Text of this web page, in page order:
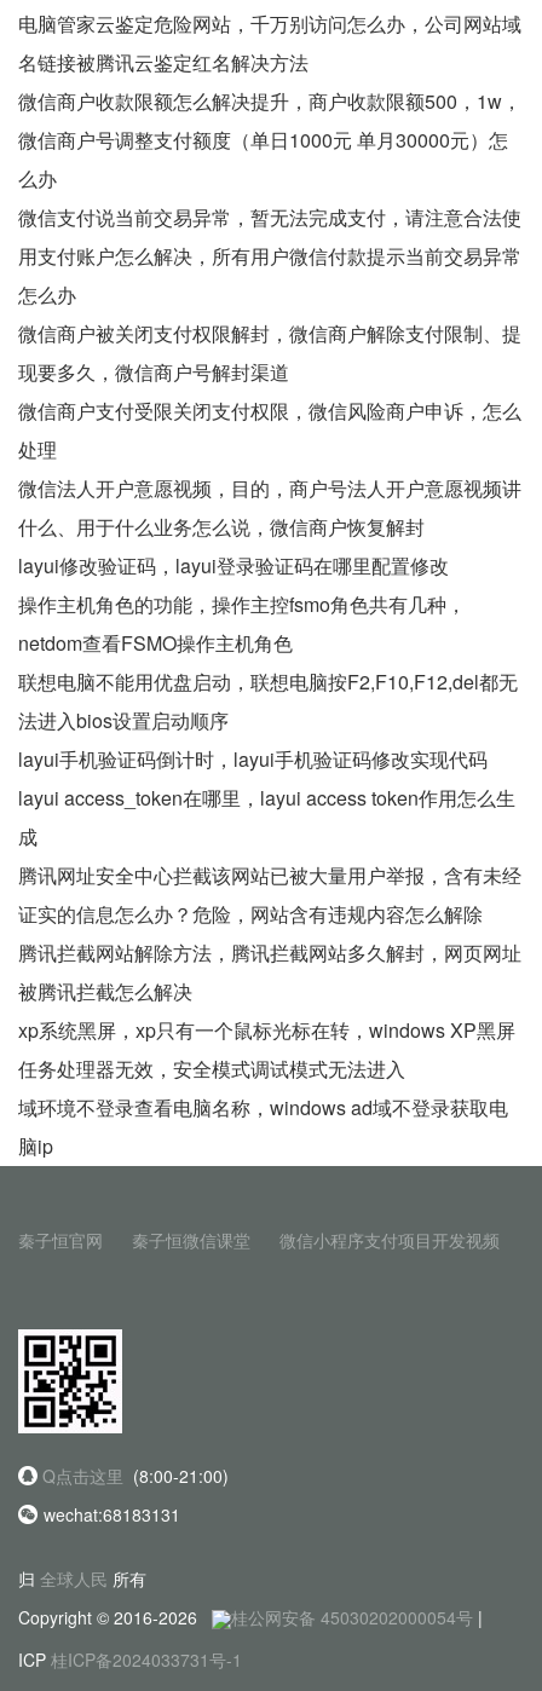
电脑管家云鉴定危险网站，千万别访问怎么办，公司网站域
名链接被腾讯云鉴定红名解决方法
微信商户收款限额怎么解决提升，商户收款限额500，1w，
微信商户号调整支付额度（单日1000元 单月30000元）怎
么办
微信支付说当前交易异常，暂无法完成支付，请注意合法使
用支付账户怎么解决，所有用户微信付款提示当前交易异常
怎么办
微信商户被关闭支付权限解封，微信商户解除支付限制、提
现要多久，微信商户号解封渠道
微信商户支付受限关闭支付权限，微信风险商户申诉，怎么
处理
微信法人开户意愿视频，目的，商户号法人开户意愿视频讲
什么、用于什么业务怎么说，微信商户恢复解封
layui修改验证码，layui登录验证码在哪里配置修改
操作主机角色的功能，操作主控fsmo角色共有几种，
netdom查看FSMO操作主机角色
联想电脑不能用优盘启动，联想电脑按F2,F10,F12,del都无
法进入bios设置启动顺序
layui手机验证码倒计时，layui手机验证码修改实现代码
layui access_token在哪里，layui access token作用怎么生
成
腾讯网址安全中心拦截该网站已被大量用户举报，含有未经
证实的信息怎么办？危险，网站含有违规内容怎么解除
腾讯拦截网站解除方法，腾讯拦截网站多久解封，网页网址
被腾讯拦截怎么解决
xp系统黑屏，xp只有一个鼠标光标在转，windows XP黑屏
任务处理器无效，安全模式调试模式无法进入
域环境不登录查看电脑名称，windows ad域不登录获取电
脑ip
秦子恒官网 秦子恒微信课堂 微信小程序支付项目开发视频
Q点击这里 (8:00-21:00)
wechat:68183131
归 全球人民 所有
Copyright © 2016-2026
桂公网安备 45030202000054号 |
ICP 桂ICP备2024033731号-1